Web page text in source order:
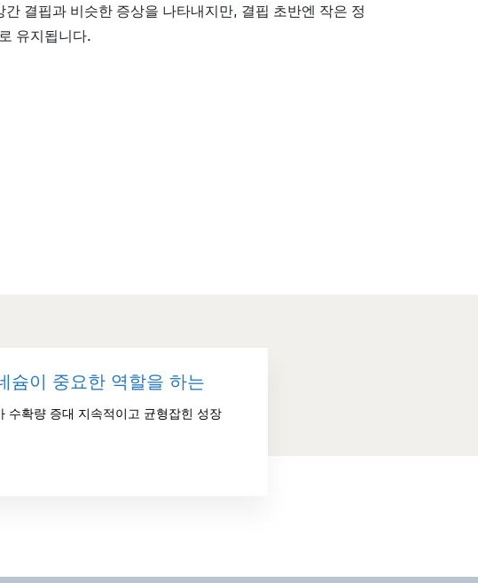
간 결핍과 비슷한 증상을 나타내지만, 결핍 초반엔 작은 정
유지됩니다.
슘이 중요한 역할을 하는
수확량 증대 지속적이고 균형잡힌 성장